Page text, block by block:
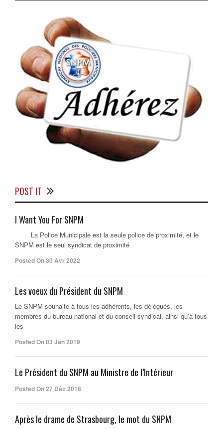
POST IT
I Want You For SNPM
La Police Municipale est la seule police de proximité, et le
SNPM est le seul syndicat de proximité
Posted On 30 Avr 2022
Les voeux du Président du SNPM
Le SNPM souhaite à tous les adhérents, les délégués, les
membres du bureau national et du conseil syndical, ainsi qu’à tous
les
Posted On 03 Jan 2019
Le Président du SNPM au Ministre de l’Intérieur
Posted On 27 Déc 2018
Après le drame de Strasbourg, le mot du SNPM